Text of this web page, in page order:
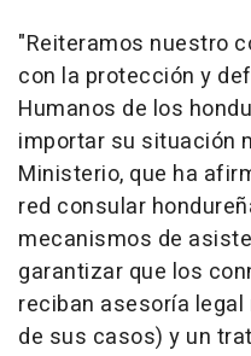
"Reiteramos nuestro
con la protección y
Humanos de los
importar su situación
Ministerio, que ha
red consular
mecanismos de
garantizar que los
reciban asesoría
de sus casos) y un